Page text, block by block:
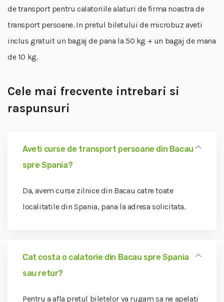
de transport pentru calatoriile alaturi de firma noastra de
transport persoane. In pretul biletului de microbuz aveti
inclus gratuit un bagaj de pana la 50 kg + un bagaj de mana
de 10 kg.
Cele mai frecvente intrebari si
raspunsuri
Aveti curse de transport persoane din Bacau
spre Spania?
Da, avem curse zilnice din Bacau catre toate
localitatile din Spania, pana la adresa solicitata.
Cat costa o calatorie din Bacau spre Spania
sau retur?
Pentru a afla pretul biletelor va rugam sa ne apelati